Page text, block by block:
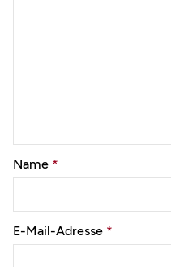
Name *
E-Mail-Adresse *